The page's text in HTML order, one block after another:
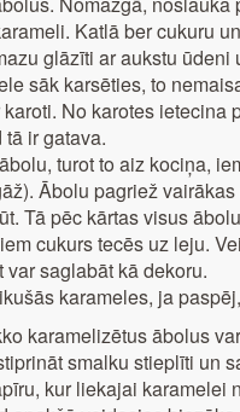
Katlā ber cukuru
glāzīti ar aukstu
sāk karsēties, to
No karotes
ir gatava.
turot to aiz kociņa,
Ābolu pagriež
Tā pēc kārtas visus
cukurs tecēs uz leju.
var saglabāt kā dekoru.
karameles, ja
karamelizētus ābolus
smalku stieplīti un
kur liekajai karamelei